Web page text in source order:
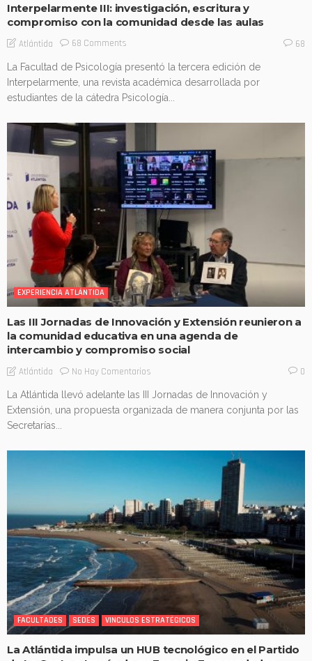
Interpelarmente III: investigación, escritura y
compromiso con la comunidad desde las aulas
Atlántida 68 Comments 68
La Facultad de Psicología presentó la tercera edición de
Interpelarmente, una revista académica desarrollada por
estudiantes de la cátedra Psicología...
EXPERIENCIA ATLÁNTIDA
Las III Jornadas de Innovación y Extensión reunieron a
la comunidad educativa en una agenda de
intercambio y compromiso social
Atlántida No Hay Comentarios 0
La Atlántida llevó adelante las III Jornadas de Innovación y
Extensión, una propuesta organizada de manera conjunta por las
Secretarías...
FACULTADES SEDES VINCULOS ESTRATÉGICOS
La Atlántida impulsa un HUB tecnológico en el Partido